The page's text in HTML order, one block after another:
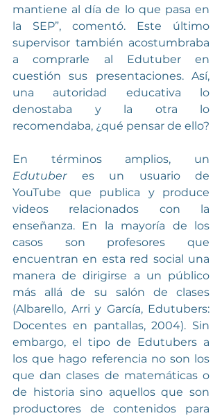
mantiene al día de lo que pasa en
la SEP”, comentó. Este último
supervisor también acostumbraba
a comprarle al Edutuber en
cuestión sus presentaciones. Así,
una autoridad educativa lo
denostaba y la otra lo
recomendaba, ¿qué pensar de ello?
Edutuber es un usuario de
YouTube que publica y produce
videos relacionados con la
enseñanza. En la mayoría de los
casos son profesores que
encuentran en esta red social una
manera de dirigirse a un público
más allá de su salón de clases
(Albarello, Arri y García, Edutubers:
Docentes en pantallas, 2004). Sin
embargo, el tipo de Edutubers a
los que hago referencia no son los
que dan clases de matemáticas o
de historia sino aquellos que son
productores de contenidos para